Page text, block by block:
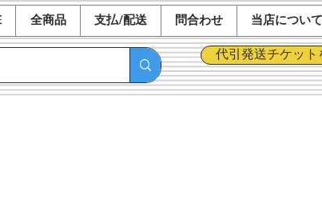
全商品 支払/配送 問合わせ 当店について
代引発送チケット